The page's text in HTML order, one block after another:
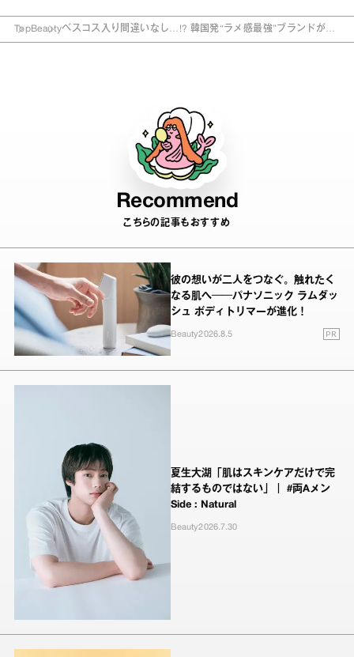
TopBeautyベスコス入り間違いなし…!? 韓国発“ラメ感最強”ブランドが12
Recommend
こちらの記事もおすすめ
彼の想いが二人をつなぐ。触れたく
なる肌へ──パナソニック ラムダッ
シュ ボディトリマーが進化！
Beauty2026.8.5 PR
夏生大湖「肌はスキンケアだけで完
結するものではない」｜ #両Aメン
Side : Natural
Beauty2026.7.30